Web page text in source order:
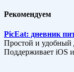
Рекомендуем
PicEat: дневник
Простой и удобный
Поддерживает iOS